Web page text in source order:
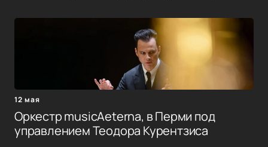
12 мая
Оркестр musicAeterna, в Перми под
управлением Теодора Курентзиса